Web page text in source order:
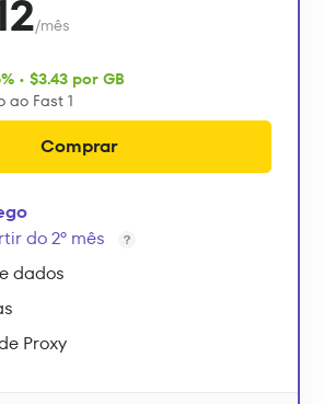
/mês
• $3.43 por GB
ao Fast 1
Comprar
do 2º mês
dados
Proxy